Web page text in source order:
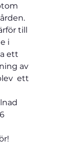
till
i
ett
av
ett